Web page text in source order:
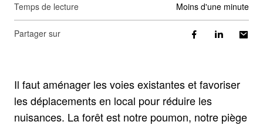
Temps de lecture moins d'une minute
Partager sur
Il faut aménager les voies existantes et favoriser
les déplacements en local pour réduire les
nuisances. La forêt est notre poumon, notre piège